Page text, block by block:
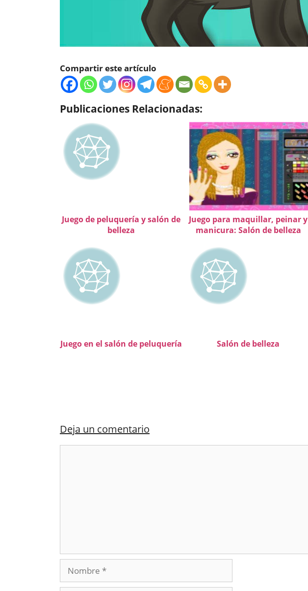
Compartir este artículo
Publicaciones Relacionadas:
Juego de peluquería y salón de
belleza
Juego para maquillar, peinar y
manicura: Salón de belleza
Juego en el salón de peluquería Salón de belleza
Deja un comentario
Nombre